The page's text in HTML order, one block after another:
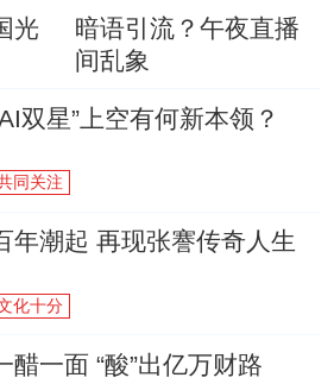
光
暗语引流？午夜直播
间乱象
双星”上空有何新本领？
同关注
年潮起 再现张謇传奇人生
化十分
醋一面 “酸”出亿万财路